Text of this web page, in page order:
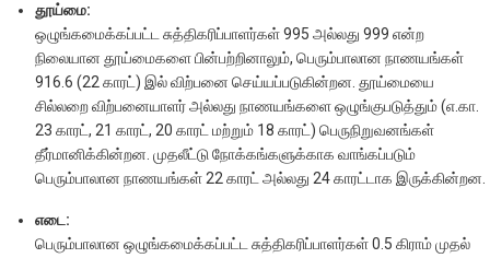
தூய்மை:
ஒழுங்கமைக்கப்பட்ட சுத்திகரிப்பாளர்கள் 995 அல்லது 999 என்ற
நிலையான தூய்மைகளை பின்பற்றினாலும், பெரும்பாலான நாணயங்கள்
916.6 (22 காரட்) இல் விற்பனை செய்யப்படுகின்றன. தூய்மையை
சில்லறை விற்பனையாளர் அல்லது நாணயங்களை ஒழுங்குபடுத்தும் (எ.கா.
23 காரட், 21 காரட், 20 காரட் மற்றும் 18 காரட்) பெருநிறுவனங்கள்
தீர்மானிக்கின்றன. முதலீட்டு நோக்கங்களுக்காக வாங்கப்படும்
பெரும்பாலான நாணயங்கள் 22 காரட் அல்லது 24 காரட்டாக இருக்கின்றன.
எடை:
பெரும்பாலான ஒழுங்கமைக்கப்பட்ட சுத்திகரிப்பாளர்கள் 0.5 கிராம் முதல்